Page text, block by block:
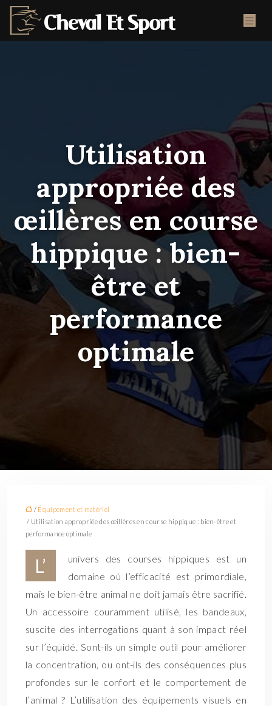
Utilisation
appropriée des
œillères en course
hippique : bien-
être et
performance
optimale
/ Équipement et matériel
/ Utilisation appropriée des œillères en course hippique : bien-être et
performance optimale
L’
univers des courses hippiques est un
domaine où l’efficacité est primordiale,
mais le bien-être animal ne doit jamais être sacrifié.
Un accessoire couramment utilisé, les bandeaux,
suscite des interrogations quant à son impact réel
sur l’équidé. Sont-ils un simple outil pour améliorer
la concentration, ou ont-ils des conséquences plus
profondes sur le confort et le comportement de
l’animal ? L’utilisation des équipements visuels en